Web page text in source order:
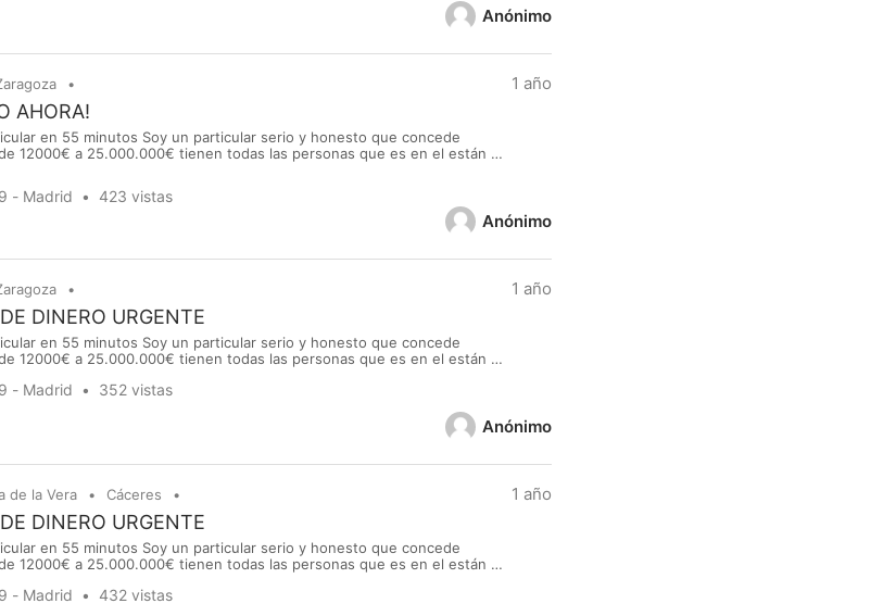
Anónimo
Anónimo
1 año
AHORA!
en 55 minutos Soy un particular serio y honesto que concede
12000€ a 25.000.000€ tienen todas las personas que es en el están a
- Madrid 423 vistas
Anónimo
1 año
DINERO URGENTE
en 55 minutos Soy un particular serio y honesto que concede
12000€ a 25.000.000€ tienen todas las personas que es en el están a
Le ruego que uste...
- Madrid 352 vistas
de la Vera Cáceres 1 año
DINERO URGENTE
en 55 minutos Soy un particular serio y honesto que concede
12000€ a 25.000.000€ tienen todas las personas que es en el están a
Le ruego que uste...
- Madrid 432 vistas